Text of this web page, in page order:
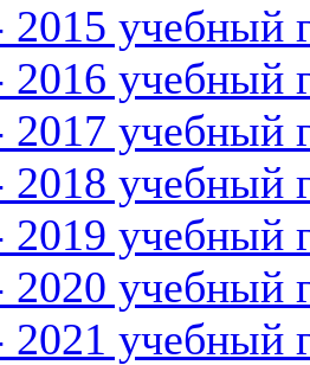
2015 учебный
2016 учебный
2017 учебный
2018 учебный
2019 учебный
2020 учебный
2021 учебный